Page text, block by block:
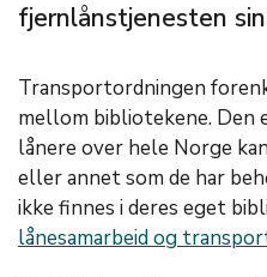
fjernlånstjenesten
Transportordningen
mellom bibliotekene. Den
lånere over hele Norge
eller annet som de har
ikke finnes i deres eget
lånesamarbeid og